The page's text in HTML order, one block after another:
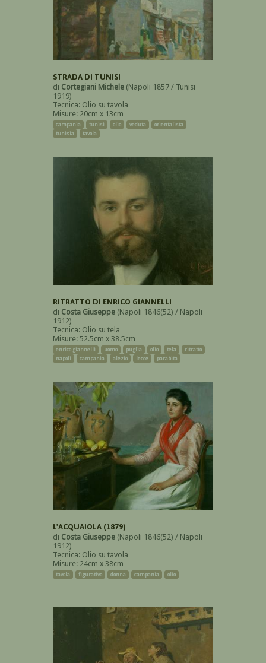
STRADA DI TUNISI
di Cortegiani Michele (Napoli 1857 / Tunisi
1919)
Tecnica: Olio su tavola
Misure: 20cm x 13cm
campania tunisi olio veduta
orientalista
tunisia
tavola
RITRATTO DI ENRICO GIANNELLI
di Costa Giuseppe (Napoli 1846(52) / Napoli
1912)
Tecnica: Olio su tela
Misure: 52.5cm x 38.5cm
enrico giannelli uomo puglia olio tela
ritratto
napoli
campania alezio lecce parabita
L'ACQUAIOLA (1879)
di Costa Giuseppe (Napoli 1846(52) / Napoli
1912)
Tecnica: Olio su tavola
Misure: 24cm x 38cm
tavola figurativo donna campania olio